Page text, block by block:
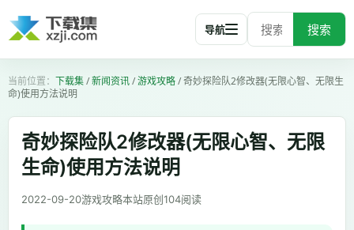
搜索
导航
下载集/新闻资讯/游戏攻略/奇妙探险队2修改器(无限心智、无限生
命)使用方法说明
奇妙探险队2修改器(无限心智、无限
生命)使用方法说明
2022-09-20游戏攻略本站原创104阅读